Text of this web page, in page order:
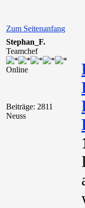
Zum Seitenanfang
Stephan_F.
Teamchef
Online
Beiträge: 2811
Neuss